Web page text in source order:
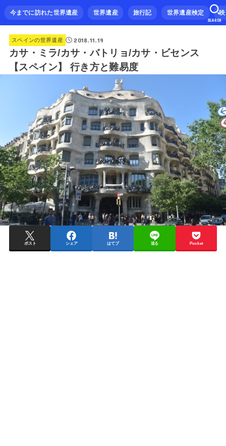
今までに訪れた世界遺産 世界遺産 旅行記 世界遺産検定
SEARCH
スペインの世界遺産 2018.11.19
カサ・ミラ/カサ・バトリョ/カサ・ビセンス
【スペイン】 行き方と難易度
ポスト シェア はてブ 送る Pocket